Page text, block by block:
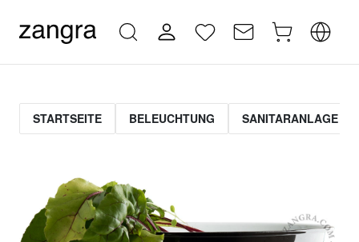
STARTSEITE BELEUCHTUNG SANITARANLAGE